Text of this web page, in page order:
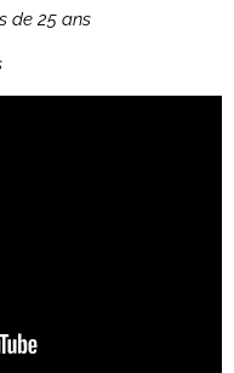
de 25 ans